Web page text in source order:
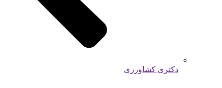
دکتری کشاورزی